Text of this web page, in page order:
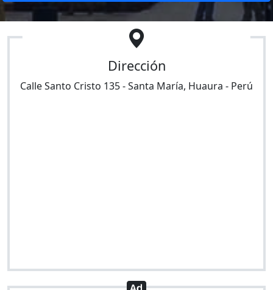
Dirección
Calle Santo Cristo 135-Santa María, Huaura - Perú